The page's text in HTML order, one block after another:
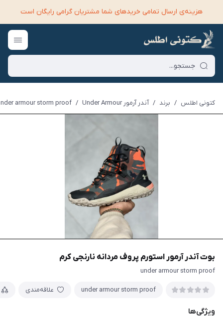
هزینه‌ی ارسال تمامی خرید‌های شما مشتریان گرامی رایگان است
کتونی اطلس / برند / آندر آرمور Under Armour /
armour storm proof
بوت آندر آرمور استورم پروف مردانه نارنجی کرم
under armour storm proof
under armour storm proof علاقه‌مندی
ویژگی‌ها